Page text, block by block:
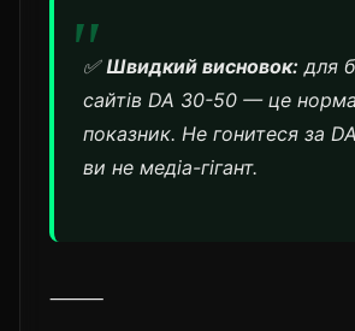
✅ Швидкий висновок: для
сайтів DA 30-50 — це
показник. Не гонитеся за
ви не медіа-гігант.
⸻